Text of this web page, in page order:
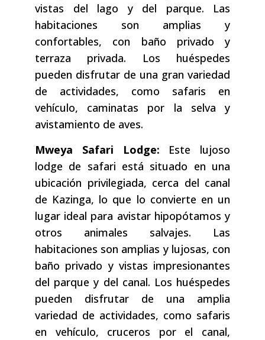
vistas del lago y del parque. Las
habitaciones son amplias y
confortables, con baño privado y
terraza privada. Los huéspedes
pueden disfrutar de una gran variedad
de actividades, como safaris en
vehículo, caminatas por la selva y
avistamiento de aves.
Mweya Safari Lodge: Este lujoso
lodge de safari está situado en una
ubicación privilegiada, cerca del canal
de Kazinga, lo que lo convierte en un
lugar ideal para avistar hipopótamos y
otros animales salvajes. Las
habitaciones son amplias y lujosas, con
baño privado y vistas impresionantes
del parque y del canal. Los huéspedes
pueden disfrutar de una amplia
variedad de actividades, como safaris
en vehículo, cruceros por el canal,